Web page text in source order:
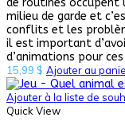
de routines occupent
milieu de garde et
conflits et les
il est important
d’animations pour
15,99 $ Ajouter au
Ajouter à la liste de
Quick View